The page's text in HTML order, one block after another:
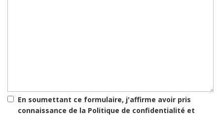
En soumettant ce formulaire, j'affirme avoir pris
connaissance de la Politique de confidentialité et